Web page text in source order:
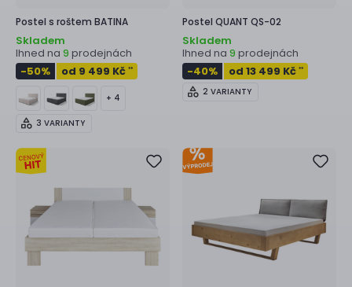
Postel s roštem BATINA
Skladem
Ihned na 9 prodejnách
-50% od 9 499 Kč **
+ 4
3 VARIANTY
Postel QUANT QS-02
Skladem
Ihned na 9 prodejnách
-40% od 13 499 Kč **
2 VARIANTY